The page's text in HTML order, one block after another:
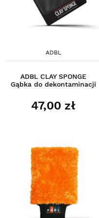
ADBL
ADBL CLAY SPONGE
Gąbka do dekontaminacji
47,00 zł